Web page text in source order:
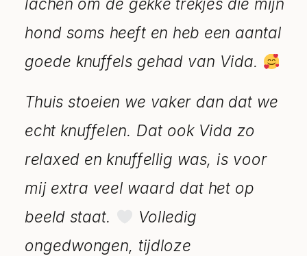
lachen om de gekke trekjes die mijn
hond soms heeft en heb een aantal
goede knuffels gehad van Vida.
Thuis stoeien we vaker dan dat we
echt knuffelen. Dat ook Vida zo
relaxed en knuffellig was, is voor
mij extra veel waard dat het op
beeld staat.
Volledig
ongedwongen, tijdloze